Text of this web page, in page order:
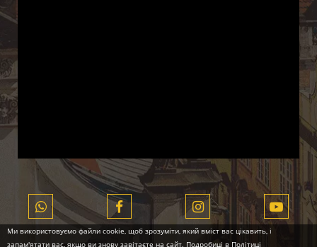
Ми використовуємо файли cookie, щоб зрозуміти, який вміст вас цікавить, і
запам'ятати вас, якщо ви знову завітаєте на сайт. Подробиці в Політиці